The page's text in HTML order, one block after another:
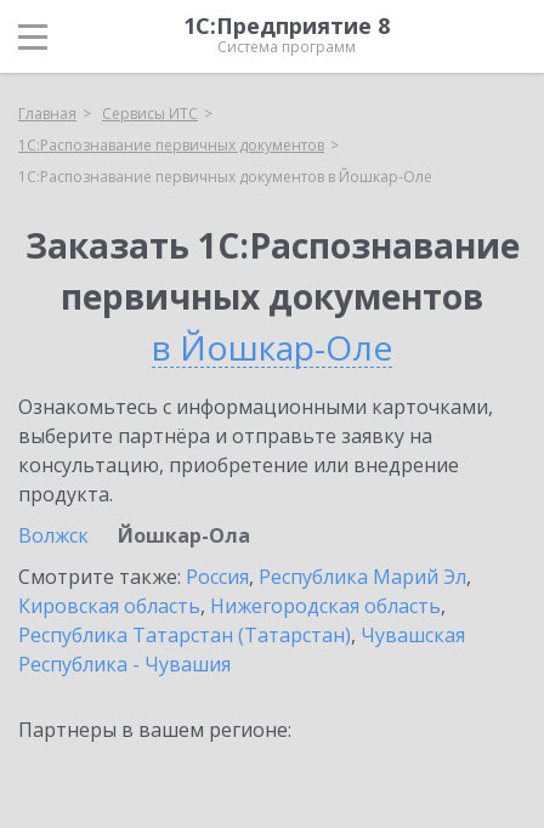
1С:Предприятие 8
Система программ
Главная
Сервисы ИТС
1С:Распознавание первичных документов
1С:Распознавание первичных документов в Йошкар-Оле
Заказать 1С:Распознавание
первичных документов
в Йошкар-Оле
Ознакомьтесь с информационными карточками,
выберите партнёра и отправьте заявку на
консультацию, приобретение или внедрение
продукта.
Волжск
Йошкар-Ола
Смотрите также: Россия, Республика Марий Эл,
Кировская область, Нижегородская область,
Республика Татарстан (Татарстан), Чувашская
Республика - Чувашия
Партнеры в вашем регионе: